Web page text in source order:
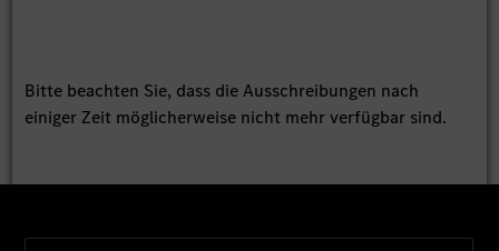
Bitte beachten Sie, dass die Ausschreibungen nach
einiger Zeit möglicherweise nicht mehr verfügbar sind.